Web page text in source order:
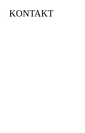
KONTAKT